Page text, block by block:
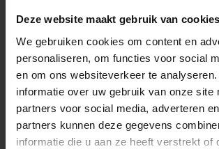
Deze website maakt gebruik van cookies
We gebruiken cookies om content en
personaliseren, om functies voor social
en om ons websiteverkeer te
informatie over uw gebruik van onze site
partners voor social media, adverteren
partners kunnen deze gegevens
informatie die u aan ze heeft verstrekt of
uw verdediging wegens
gecorrectionaliseerde misdaden;
uw burgerlijke
indien u geniet van een
aansprakelijkheid en er geen
bestaat met die verzekeraar;
de invordering van honoraria of